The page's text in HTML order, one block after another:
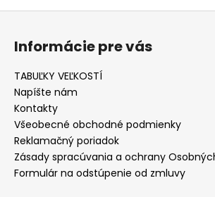
b
u
j
e
t
e
n
á
j
Z
Informácie pre vás
TABUĽKY VEĽKOSTÍ
Napíšte nám
Kontakty
Všeobecné obchodné podmienky
Reklamačný poriadok
Zásady spracúvania a ochrany
Formulár na odstúpenie od zmluvy